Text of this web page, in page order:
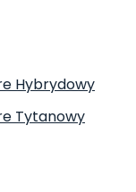
Hybrydowy
Tytanowy